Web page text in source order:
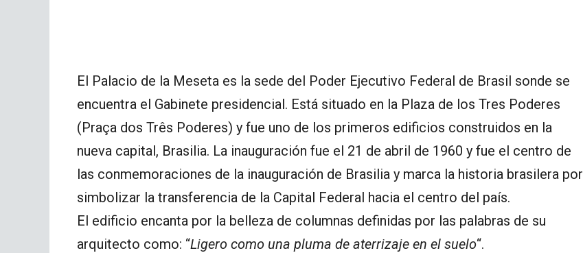
El Palacio de la Meseta es la sede del Poder Ejecutivo Federal de Brasil sonde se
encuentra el Gabinete presidencial. Está situado en la Plaza de los Tres Poderes
(Praça dos Três Poderes) y fue uno de los primeros edificios construidos en la
nueva capital, Brasilia. La inauguración fue el 21 de abril de 1960 y fue el centro de
las conmemoraciones de la inauguración de Brasilia y marca la historia brasilera por
simbolizar la transferencia de la Capital Federal hacia el centro del país.
El edificio encanta por la belleza de columnas definidas por las palabras de su
arquitecto como: “Ligero como una pluma de aterrizaje en el suelo“.